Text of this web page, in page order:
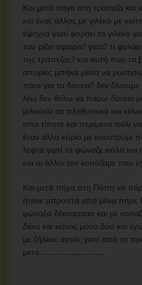
Και μετά πήγα στη τράπεζα και
και ένας άλλος με γιλέκο με
έψαχνα γιατί φοράει το γιλέκο
του ρίξει σφαίρα? γιατί? τι
της τράπεζας? και αυτή που τα
απορίες μπήκα μέσα να
πάνε για τα δάνεια? δεν
λέω δεν θέλω να πάρω δάνειο
μιλούσα σε πληθυντικό και
είπα τίποτε και περίμενα πάλι
έναν άλλο κύριο με κουστούμι
λεφτά γιατί το φώναζε κιόλα
και οι άλλοι τον κοιτάζαμε που
Και μετά πήγα στη Πόπη να
ήτανε μπροστά από μένα πήρε
φώναξα δέκαααααα και με
δέκα και κείνος μόνο δύο και
με ζήλευε αυτός γιατί από το
μετά ………………………..